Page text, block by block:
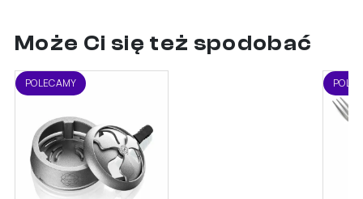
Może Ci się też spodobać
POLECAMY